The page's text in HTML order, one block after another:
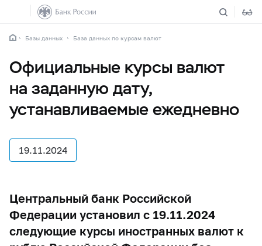
Базы данных База данных по курсам валют
Официальные курсы валют
на заданную дату,
устанавливаемые ежедневно
19.11.2024
Центральный банк Российской
Федерации установил с 19.11.2024
следующие курсы иностранных валют к